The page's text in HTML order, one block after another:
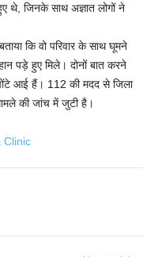
जिनके साथ अज्ञात लोगों ने
कि वो परिवार के साथ घूमने
पड़े हुए मिले। दोनों बात करने
आई हैं। 112 की मदद से जिला
की जांच में जुटी है।